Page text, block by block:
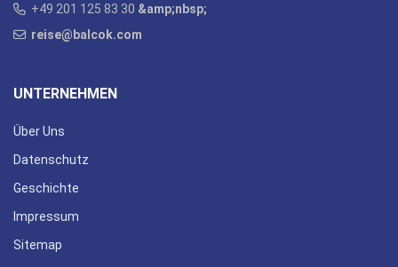
+49 201 125 83 30 &amp;nbsp;
reise@balcok.com
UNTERNEHMEN
Über Uns
Datenschutz
Geschichte
Impressum
Sitemap